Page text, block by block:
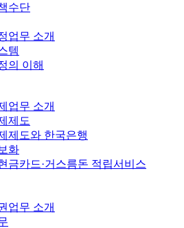
수단
업무 소개
템
의 이해
업무 소개
제도
제도와 한국은행
화
금카드·거스름돈 적립서비스
업무 소개